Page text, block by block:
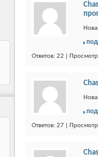
Ответов: 22 |
Ответов: 27 |